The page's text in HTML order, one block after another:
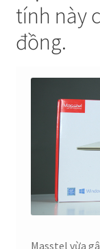
tính này
đồng.
Masstel vừa